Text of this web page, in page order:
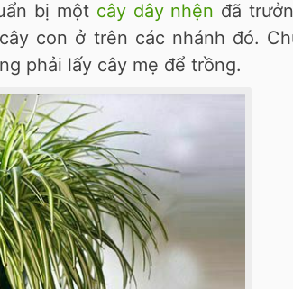
bị một cây dây nhện đã
con ở trên các nhánh đó.
phải lấy cây mẹ để trồng.